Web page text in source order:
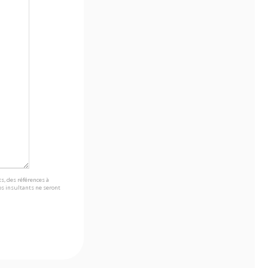
des références à
insultants ne seront